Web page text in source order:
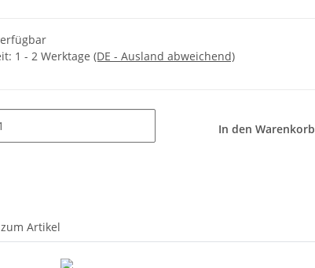
1 - 2 Werktage (DE - Ausland abweichend)
In den Warenkorb
Artikel